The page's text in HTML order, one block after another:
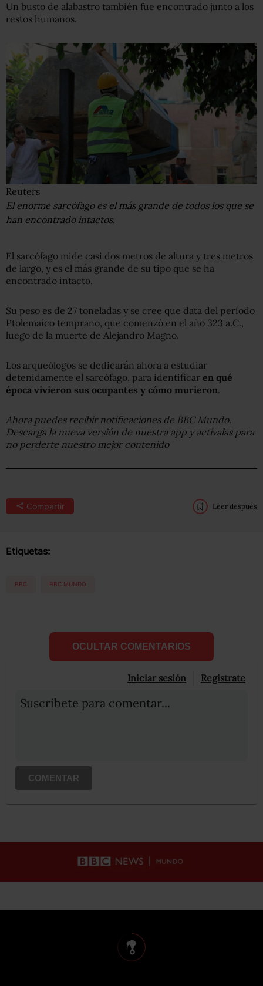
Un busto de alabastro también fue encontrado junto a los
restos humanos.
Reuters
El enorme sarcófago es el más grande de todos los que se
han encontrado intactos.
El sarcófago mide casi dos metros de altura y tres metros
de largo, y es el más grande de su tipo que se ha
encontrado intacto.
Su peso es de 27 toneladas y se cree que data del período
Ptolemaico temprano, que comenzó en el año 323 a.C.,
luego de la muerte de Alejandro Magno.
Los arqueólogos se dedicarán ahora a estudiar
detenidamente el sarcófago, para identificar en qué
época vivieron sus ocupantes y cómo murieron.
Ahora puedes recibir notificaciones de BBC Mundo.
Descarga la nueva versión de nuestra app y actívalas para
no perderte nuestro mejor contenido
Compartir Leer después
Etiquetas:
BBC BBC MUNDO
OCULTAR COMENTARIOS
Iniciar sesión Registrate
Suscribete para comentar...
COMENTAR